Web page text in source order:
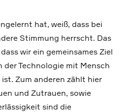
hat, weiß, dass bei
Stimmung herrscht. Das
wir ein gemeinsames Ziel
der Technologie mit Mensch
Zum anderen zählt hier
und Zutrauen, sowie
sind die